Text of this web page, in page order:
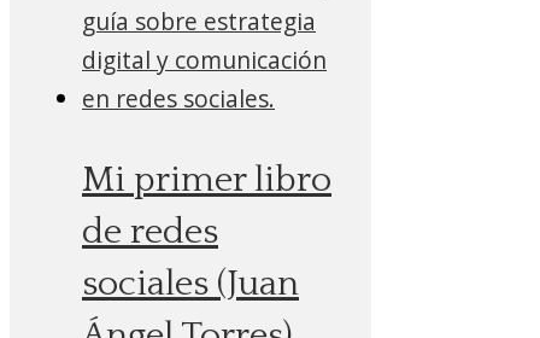
Mi primer libro
de redes
sociales (Juan